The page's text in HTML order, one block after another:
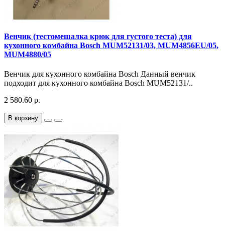
Венчик (тестомешалка крюк для густого теста) для
кухонного комбайна Bosch MUM52131/03, MUM4856EU/05,
MUM4880/05
Венчик для кухонного комбайна Bosch Данный венчик
подходит для кухонного комбайна Bosch MUM52131/..
2 580.60 р.
В корзину